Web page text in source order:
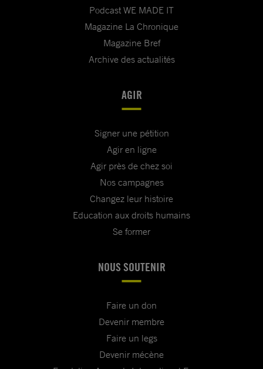
Podcast WE MADE IT
Magazine La Chronique
Magazine Bref
Archive des actualités
AGIR
Signer une pétition
Agir en ligne
Agir près de chez soi
Nos campagnes
Changez leur histoire
Education aux droits humains
Se former
NOUS SOUTENIR
Faire un don
Devenir membre
Faire un legs
Devenir mécène